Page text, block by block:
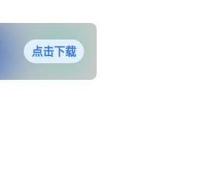
点击下载